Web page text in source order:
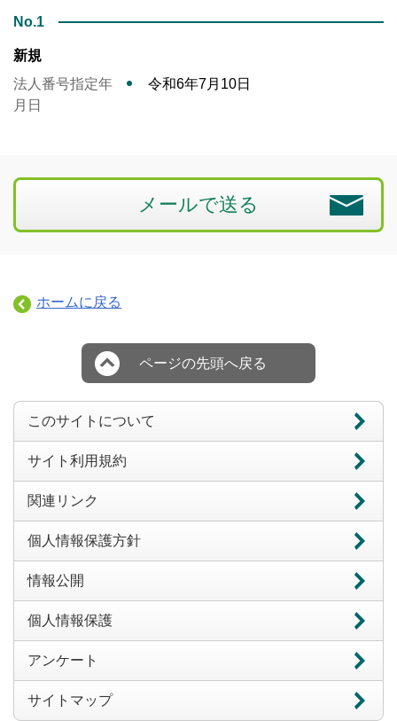
No.1
新規
法人番号指定年
月日
令和6年7月10日
メールで送る
ホームに戻る
ページの先頭へ戻る
このサイトについて
サイト利用規約
関連リンク
個人情報保護方針
情報公開
個人情報保護
アンケート
サイトマップ